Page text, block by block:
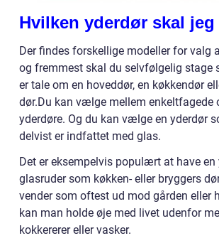
Hvilken yderdør skal
Der findes forskellige modeller for valg
og fremmest skal du selvfølgelig stage
er tale om en hoveddør, en køkkendør
dør.Du kan vælge mellem enkeltfagede
yderdøre. Og du kan vælge en yderdør
delvist er indfattet med glas.
Det er eksempelvis populært at have en
glasruder som køkken- eller bryggers
vender som oftest ud mod gården eller
kan man holde øje med livet udenfor
kokkererer eller vasker.